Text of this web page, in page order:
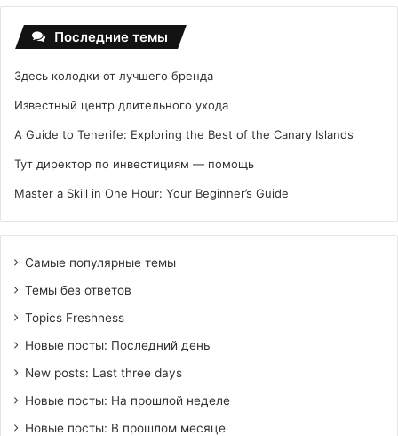
Последние темы
Здесь колодки от лучшего бренда
Известный центр длительного ухода
A Guide to Tenerife: Exploring the Best of the Canary Islands
Тут директор по инвестициям — помощь
Master a Skill in One Hour: Your Beginner’s Guide
Самые популярные темы
Темы без ответов
Topics Freshness
Новые посты: Последний день
New posts: Last three days
Новые посты: На прошлой неделе
Новые посты: В прошлом месяце